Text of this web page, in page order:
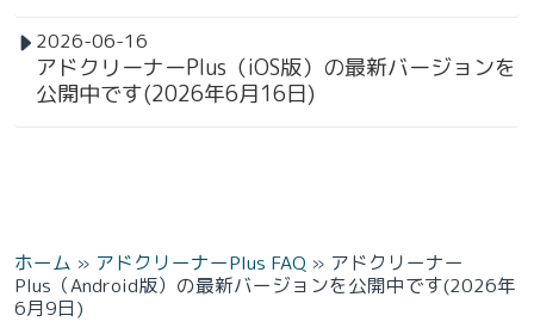
2026-06-16
アドクリーナーPlus（iOS版）の最新バージョンを
公開中です(2026年6月16日)
ホーム » アドクリーナーPlus FAQ » アドクリーナー
Plus（Android版）の最新バージョンを公開中です(2026年
6月9日)